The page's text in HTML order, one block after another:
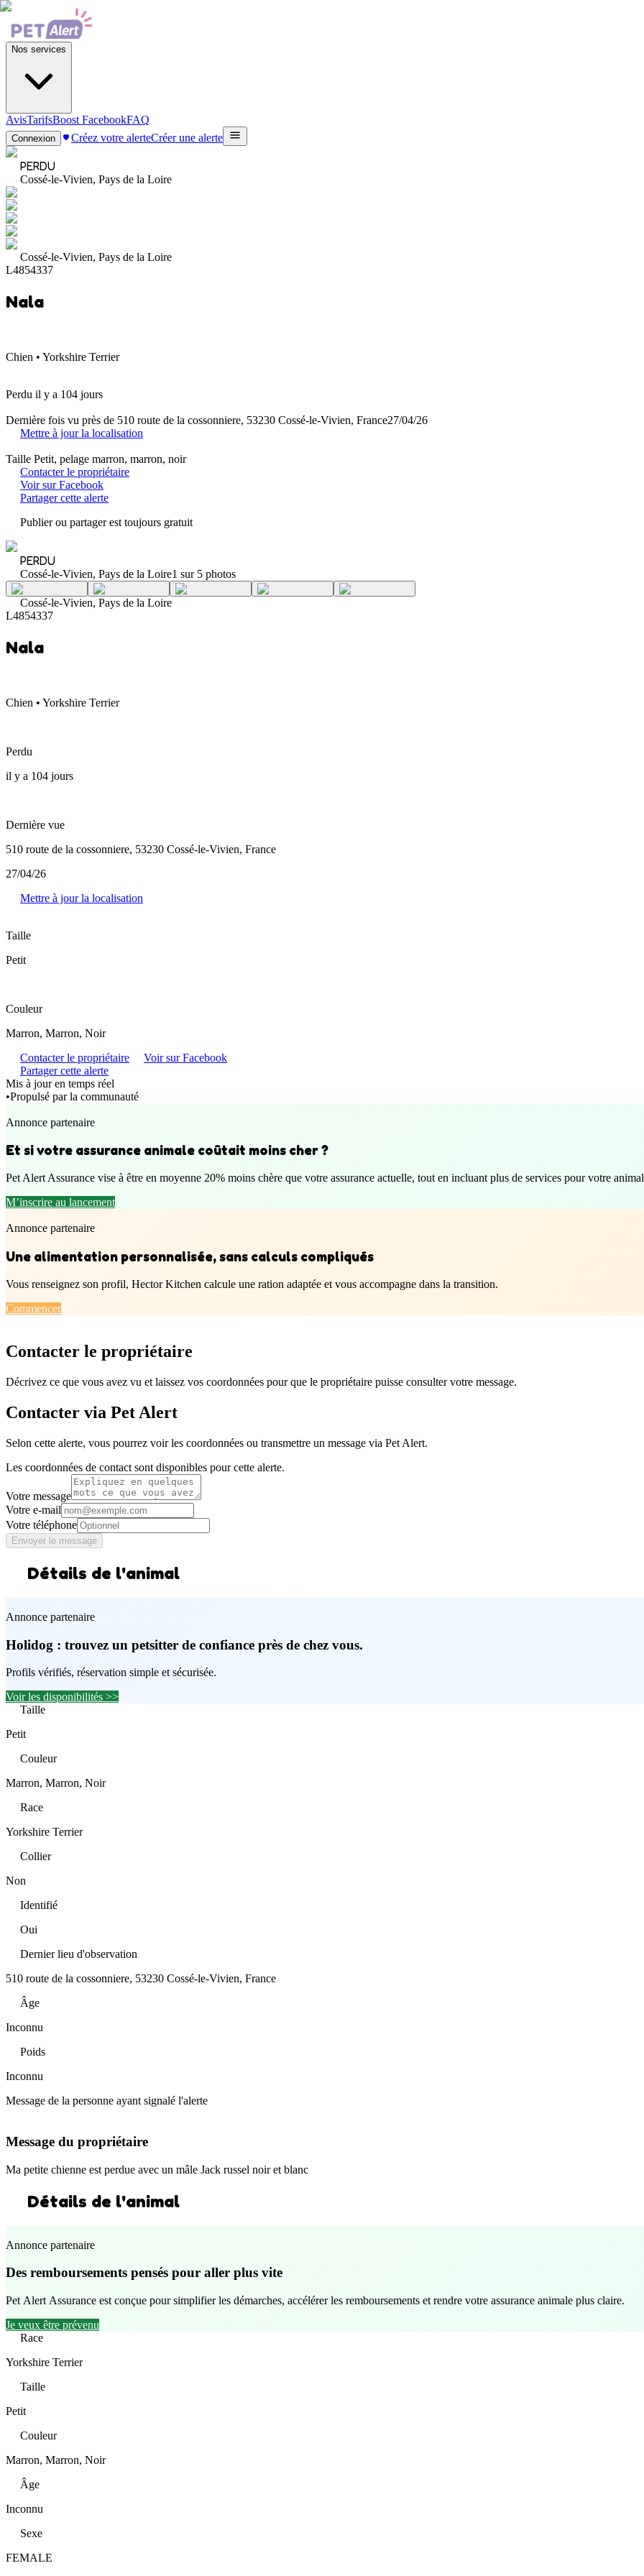
Nos services
AvisTarifsBoost FacebookFAQ
Connexion Créez votre alerteCréer une alerte
PERDU
Cossé-le-Vivien, Pays de la Loire
Cossé-le-Vivien, Pays de la Loire
L4854337
Nala
Chien • Yorkshire Terrier
Perdu il y a 104 jours
Dernière fois vu près de 510 route de la cossonniere, 53230 Cossé-le-Vivien, France27/04/26
Mettre à jour la localisation
Taille Petit, pelage marron, marron, noir
Contacter le propriétaire
Voir sur Facebook
Partager cette alerte
Publier ou partager est toujours gratuit
PERDU
Cossé-le-Vivien, Pays de la Loire1 sur 5 photos
Cossé-le-Vivien, Pays de la Loire
L4854337
Nala
Chien • Yorkshire Terrier
Perdu
il y a 104 jours
Dernière vue
510 route de la cossonniere, 53230 Cossé-le-Vivien, France
27/04/26
Mettre à jour la localisation
Taille
Petit
Couleur
Marron, Marron, Noir
Contacter le propriétaire
Voir sur Facebook
Partager cette alerte
Mis à jour en temps réel
•Propulsé par la communauté
Annonce partenaire
Et si votre assurance animale coûtait moins cher ?
Pet Alert Assurance vise à être en moyenne 20% moins chère que votre assurance actuelle, tout en incluant plus de services pour votre
M’inscrire au lancement
Annonce partenaire
Une alimentation personnalisée, sans calculs compliqués
Vous renseignez son profil, Hector Kitchen calcule une ration adaptée et vous accompagne dans la transition.
Commencer
Contacter le propriétaire
Décrivez ce que vous avez vu et laissez vos coordonnées pour que le propriétaire puisse consulter votre message.
Contacter via Pet Alert
Selon cette alerte, vous pourrez voir les coordonnées ou transmettre un message via Pet Alert.
Les coordonnées de contact sont disponibles pour cette alerte.
Votre message
Votre e-mail
Votre téléphone
Envoyer le message
Détails de l'animal
Annonce partenaire
Holidog : trouvez un petsitter de confiance près de chez vous.
Profils vérifiés, réservation simple et sécurisée.
Voir les disponibilités >>
Taille
Petit
Couleur
Marron, Marron, Noir
Race
Yorkshire Terrier
Collier
Non
Identifié
Oui
Dernier lieu d'observation
510 route de la cossonniere, 53230 Cossé-le-Vivien, France
Âge
Inconnu
Poids
Inconnu
Message de la personne ayant signalé l'alerte
Message du propriétaire
Ma petite chienne est perdue avec un mâle Jack russel noir et blanc
Détails de l'animal
Annonce partenaire
Des remboursements pensés pour aller plus vite
Pet Alert Assurance est conçue pour simplifier les démarches, accélérer les remboursements et rendre votre assurance animale plus claire.
Je veux être prévenu
Race
Yorkshire Terrier
Taille
Petit
Couleur
Marron, Marron, Noir
Âge
Inconnu
Sexe
FEMALE